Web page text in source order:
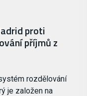
proti
příjmů z
rozdělování
je založen na